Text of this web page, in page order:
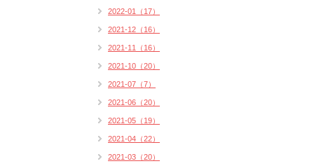
2022-01（17）
2021-12（16）
2021-11（16）
2021-10（20）
2021-07（7）
2021-06（20）
2021-05（19）
2021-04（22）
2021-03（20）